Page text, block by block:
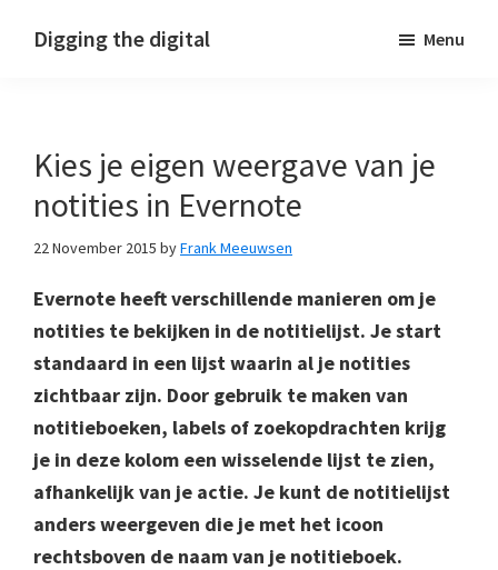
Digging the digital Menu
Kies je eigen weergave van je
notities in Evernote
22 November 2015 byFrank Meeuwsen
Evernote heeft verschillende manieren om je
notities te bekijken in de notitielijst. Je start
standaard in een lijst waarin al je notities
zichtbaar zijn. Door gebruik te maken van
notitieboeken, labels of zoekopdrachten krijg
je in deze kolom een wisselende lijst te zien,
afhankelijk van je actie. Je kunt de notitielijst
anders weergeven die je met het icoon
rechtsboven de naam van je notitieboek.